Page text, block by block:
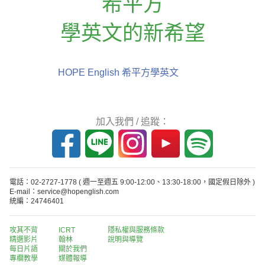
學英文的新希望
HOPE English 希平方學英文
加入我們 / 追蹤：
電話：02-2727-1778 ( 週一至週五 9:00-12:00、13:30-18:00，國定假日除外 )
E-mail：service@hopenglish.com
統編：24746401
攻其不背
精選影片
每日片語
專欄教學
ICRT
翰林
關於我們
媒體報導
隱私權與服務條款
說明與導覽